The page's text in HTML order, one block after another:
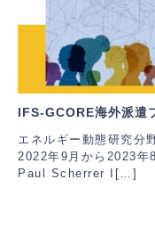
IFS-GCORE海外派遣
エネルギー動態研究分
2022年9月から2023
Paul Scherrer I[…]